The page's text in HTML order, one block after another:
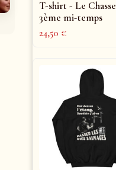
T-shirt - Le
3ème mi-temps
24,50€